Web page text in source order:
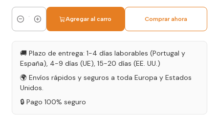
Cantidad
Agregar al carro Comprar ahora
🚚 Plazo de entrega: 1-4 días laborables (Portugal y
España), 4-9 días (UE), 15-20 días (EE. UU.)
🌍 Envíos rápidos y seguros a toda Europa y Estados
Unidos.
🔒 Pago 100% seguro